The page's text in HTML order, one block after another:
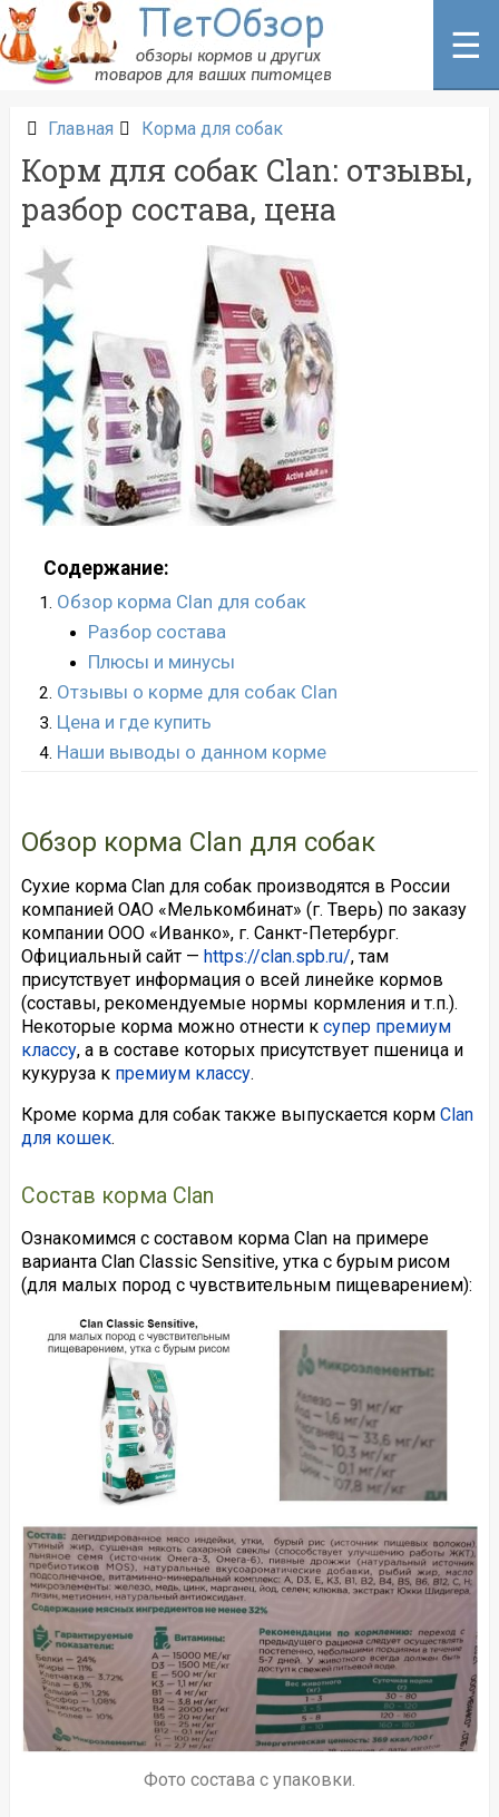
Перейти
к
содержанию
☰
Главная Корма для собак
Корм для собак Clan: отзывы,
разбор состава, цена
Содержание:
Обзор корма Clan для собак
Разбор состава
Плюсы и минусы
Отзывы о корме для собак Clan
Цена и где купить
Наши выводы о данном корме
Обзор корма Clan для собак
Сухие корма Clan для собак производятся в России
компанией ОАО «Мелькомбинат» (г. Тверь) по заказу
компании ООО «Иванко», г. Санкт-Петербург.
Официальный сайт — https://clan.spb.ru/, там
присутствует информация о всей линейке кормов
(составы, рекомендуемые нормы кормления и т.п.).
Некоторые корма можно отнести к супер премиум
классу, а в составе которых присутствует пшеница и
кукуруза к премиум классу.
Кроме корма для собак также выпускается корм Clan
для кошек.
Состав корма Clan
Ознакомимся с составом корма Clan на примере
варианта Clan Classic Sensitive, утка с бурым рисом
(для малых пород с чувствительным пищеварением):
Фото состава с упаковки.